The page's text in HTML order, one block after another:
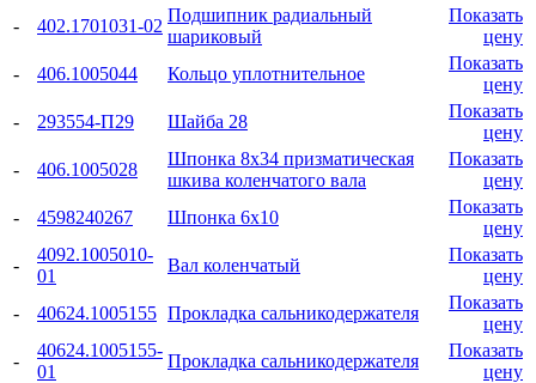
-
402.1701031-02
Подшипник радиальный
шариковый
Показать
цену
-
406.1005044 Кольцо уплотнительное
Показать
цену
-
293554-П29 Шайба 28
Показать
цену
-
406.1005028
Шпонка 8x34 призматическая
шкива коленчатого вала
Показать
цену
-
4598240267 Шпонка 6x10
Показать
цену
-
4092.1005010-
01
Вал коленчатый
Показать
цену
-
40624.1005155 Прокладка сальникодержателя
Показать
цену
-
40624.1005155-
01
Прокладка сальникодержателя
Показать
цену